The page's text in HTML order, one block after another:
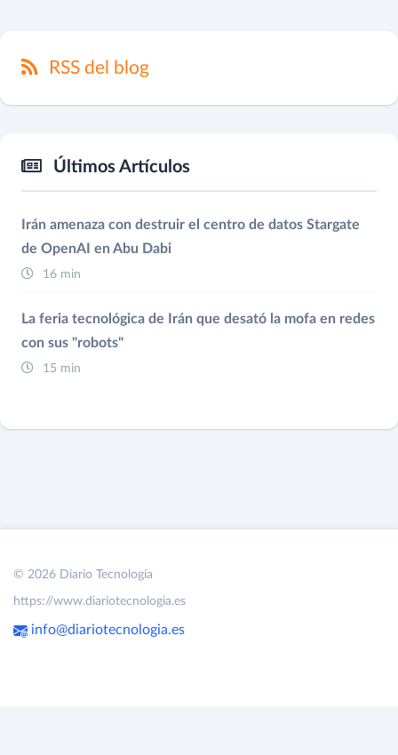
RSS del blog
Últimos Artículos
Irán amenaza con destruir el centro de datos Stargate
de OpenAI en Abu Dabi
16 min
La feria tecnológica de Irán que desató la mofa en redes
con sus "robots"
15 min
© 2026 Diario Tecnología
https://www.diariotecnologia.es
info@diariotecnologia.es